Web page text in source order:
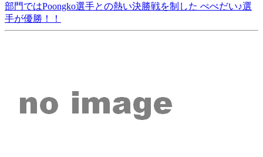
部門ではPoongko選手との熱い決勝戦を制した ぺぺだい♪選
手が優勝！！